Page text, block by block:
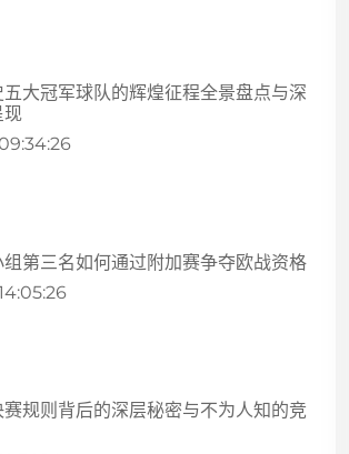
五大冠军球队的辉煌征程全景盘点与深
现
组第三名如何通过附加赛争夺欧战资格
规则背后的深层秘密与不为人知的竞